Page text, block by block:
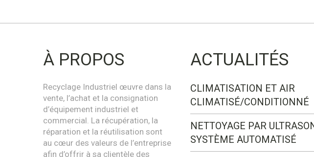
À PROPOS
Recyclage Industriel œuvre dans la
vente, l’achat et la consignation
d’équipement industriel et
commercial. La récupération, la
réparation et la réutilisation sont
au cœur des valeurs de l’entreprise
afin d’offrir à sa clientèle des
ACTUALITÉS
CLIMATISATION ET AIR
CLIMATISÉ/CONDITIONNÉ
NETTOYAGE PAR
SYSTÈME AUTOMATISÉ